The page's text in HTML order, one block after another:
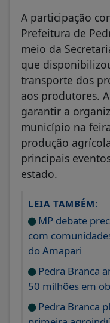
A participação
Prefeitura de
meio da
que
transporte dos
aos produtores.
garantir a
município na
produção
principais
estado.
LEIA TAMBÉM:
MP debate
com
do Amapari
Pedra Branca
50 milhões em
Pedra Branca